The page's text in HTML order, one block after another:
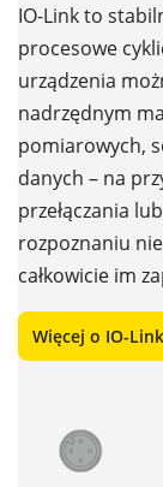
IO-Link to
procesowe
urządzenia
nadrzędnym
pomiarowych,
danych – na
przełączania
rozpoznaniu
całkowicie im
Więcej o IO-